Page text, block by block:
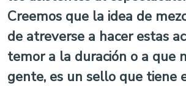
Creemos que la idea de
de atreverse a hacer estas
temor a la duración o a que
gente, es un sello que tiene